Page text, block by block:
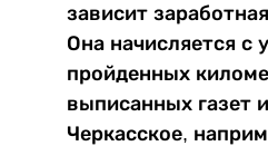
зависит
Она начисляется с
пройденных
выписанных газет
Черкасское,